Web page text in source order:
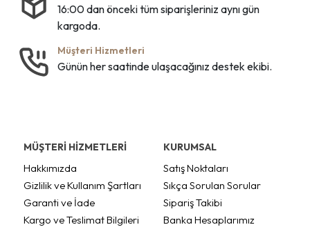
16:00 dan önceki tüm siparişleriniz aynı gün
kargoda.
Müşteri Hizmetleri
Günün her saatinde ulaşacağınız destek ekibi.
MÜŞTERİ HİZMETLERİ
Hakkımızda
Gizlilik ve Kullanım Şartları
Garanti ve İade
Kargo ve Teslimat Bilgileri
KURUMSAL
Satış Noktaları
Sıkça Sorulan Sorular
Sipariş Takibi
Banka Hesaplarımız